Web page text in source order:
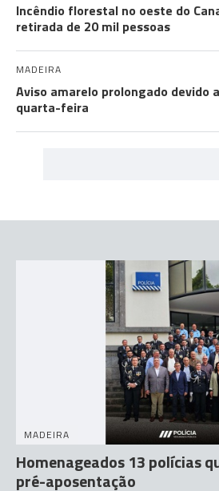
Incêndio florestal no oeste do
retirada de 20 mil pessoas
MADEIRA
Aviso amarelo prolongado devido
quarta-feira
MADEIRA
Homenageados 13 polícias
pré-aposentação